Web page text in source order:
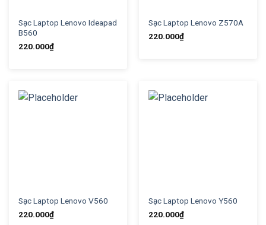
Sạc Laptop Lenovo Ideapad
B560
220.000₫
Sạc Laptop Lenovo Z570A
220.000₫
Sạc Laptop Lenovo V560
220.000₫
Sạc Laptop Lenovo Y560
220.000₫